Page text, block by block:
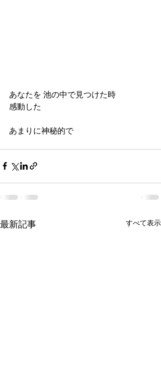
あなたを 池の中で見つけた時
感動した
あまりに神秘的で
最新記事 すべて表示